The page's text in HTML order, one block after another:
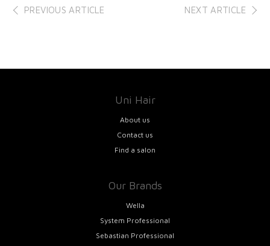
Post
PREVIOUS ARTICLE NEXT ARTICLE
Uni Hair
About us
Contact us
Find a salon
Our Brands
Wella
System Professional
Sebastian Professional